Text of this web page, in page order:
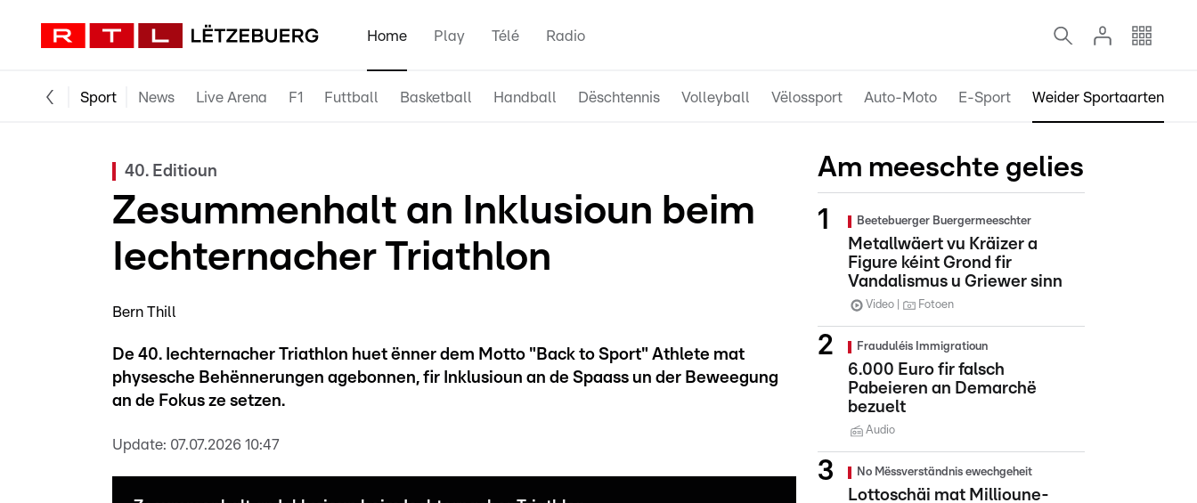
Home Play Télé Radio
Sport News Live Arena F1 Futtball Basketball Handball Dëschtennis Volleyball Vëlossport Auto-Moto E-Sport Weider Sportaarten
40. Editioun
Zesummenhalt an Inklusioun beim
Iechternacher Triathlon
Bern Thill
De 40. Iechternacher Triathlon huet ënner dem Motto "Back to Sport" Athlete mat
physesche Behënnerungen agebonnen, fir Inklusioun an de Spaass un der Beweegung
an de Fokus ze setzen.
Update: 07.07.2026 10:47
Am meeschte gelies
Beetebuerger Buergermeeschter
Metallwäert vu Kräizer a
Figure kéint Grond fir
Vandalismus u Griewer sinn
Video Fotoen
Frauduléis Immigratioun
6.000 Euro fir falsch
Pabeieren an Demarchë
bezuelt
Audio
No Mëssverständnis ewechgeheit
Lottoschäi mat Millioune-